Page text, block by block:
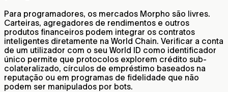
Para programadores, os mercados Morpho são livres.
Carteiras, agregadores de rendimentos e outros
produtos financeiros podem integrar os contratos
inteligentes diretamente na World Chain. Verificar a conta
de um utilizador com o seu World ID como identificador
único permite que protocolos explorem crédito sub-
colateralizado, círculos de empréstimo baseados na
reputação ou em programas de fidelidade que não
podem ser manipulados por bots.